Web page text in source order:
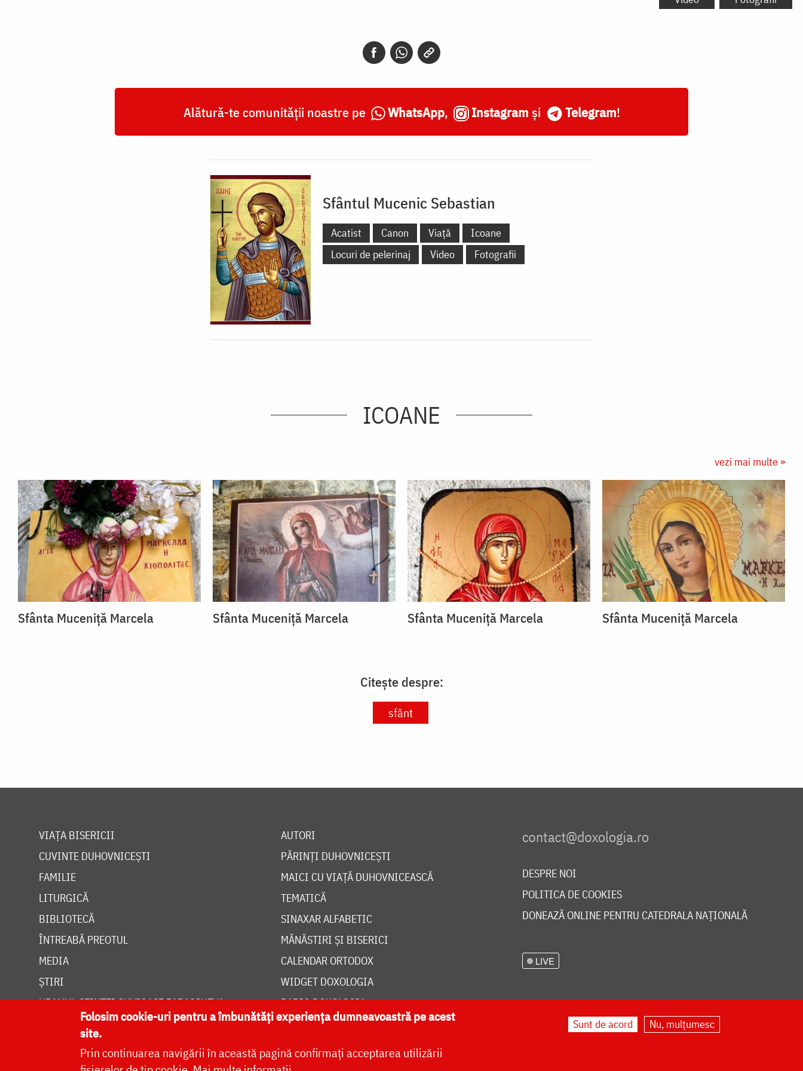
Alătură-te comunității noastre pe WhatsApp, Instagram și Telegram!
Sfântul Mucenic Sebastian
Acatist Canon Viață
Icoane
Locuri de pelerinaj
Video Fotografii
ICOANE
vezi mai multe »
Sfânta Muceniță Marcela Sfânta Muceniță Marcela Sfânta Muceniță Marcela Sfânta Muceniță Marcela
Citește despre:
sfânt
VIAȚA BISERICII
CUVINTE DUHOVNICEȘTI
FAMILIE
LITURGICĂ
BIBLIOTECĂ
ÎNTREABĂ PREOTUL
MEDIA
ȘTIRI
HRAMUL SFINTEI CUVIOASE PARASCHEVA
AUTORI
PĂRINȚI DUHOVNICEȘTI
MAICI CU VIAȚĂ DUHOVNICEASCĂ
TEMATICĂ
SINAXAR ALFABETIC
MĂNĂSTIRI ȘI BISERICI
CALENDAR ORTODOX
WIDGET DOXOLOGIA
RADIO DOXOLOGIA
DESPRE NOI
POLITICA DE COOKIES
DONEAZĂ ONLINE PENTRU CATEDRALA NAȚIONALĂ
LIVE
Folosim cookie-uri pentru a îmbunătăți experiența dumneavoastră pe acest
site.
Prin continuarea navigării în această pagină confirmați acceptarea utilizării
Sunt de acord Nu, mulțumesc